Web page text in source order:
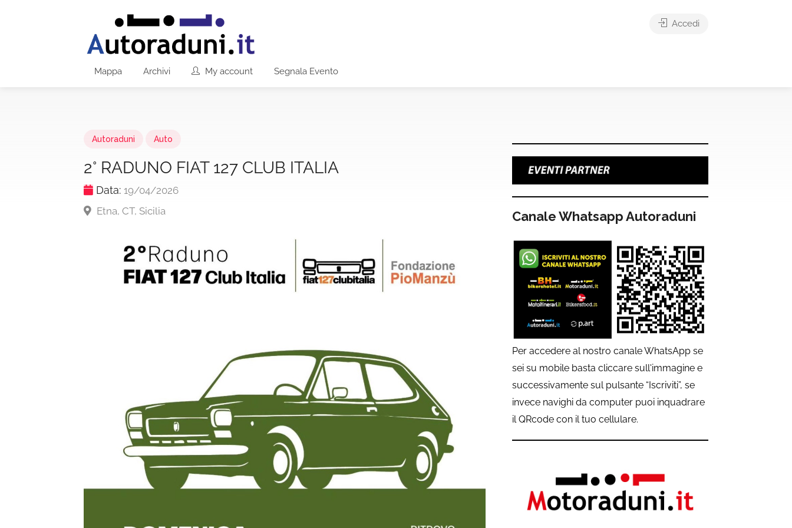
Mappa Archivi My account Segnala Evento
Accedi
Autoraduni Auto
2° RADUNO FIAT 127 CLUB ITALIA
Data: 19/04/2026
Etna, CT, Sicilia
Canale Whatsapp Autoraduni
Per accedere al nostro canale WhatsApp se
sei su mobile basta cliccare sull'immagine e
successivamente sul pulsante “Iscriviti”, se
invece navighi da computer puoi inquadrare
il QRcode con il tuo cellulare.